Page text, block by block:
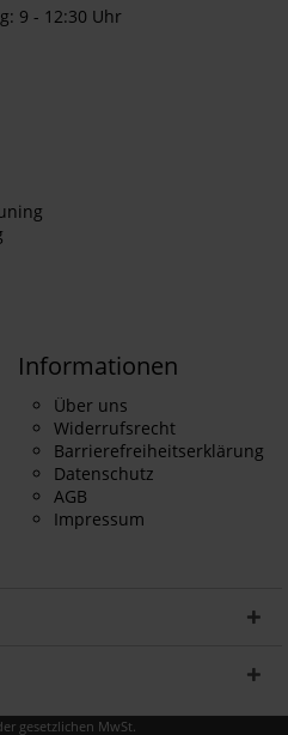
9 - 12:30 Uhr
Informationen
Über uns
Widerrufsrecht
Barrierefreiheitserklärung
Datenschutz
AGB
Impressum
gesetzlichen MwSt.